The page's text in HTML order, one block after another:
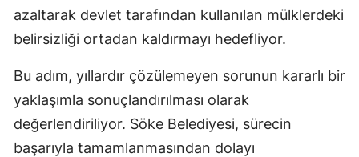
azaltarak devlet tarafından kullanılan mülklerdeki
belirsizliği ortadan kaldırmayı hedefliyor.
Bu adım, yıllardır çözülemeyen sorunun kararlı bir
yaklaşımla sonuçlandırılması olarak
değerlendiriliyor. Söke Belediyesi, sürecin
başarıyla tamamlanmasından dolayı